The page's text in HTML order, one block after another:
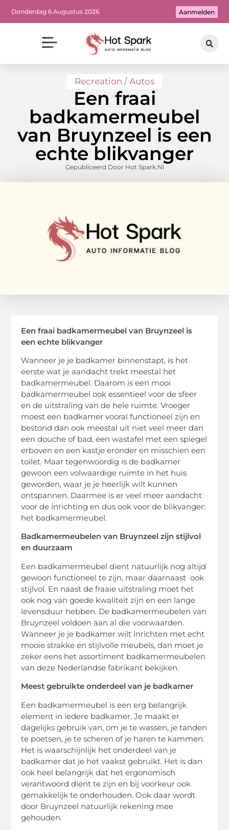
Donderdag 6 Augustus 2026 Aanmelden
Recreation / Autos
Een fraai
badkamermeubel
van Bruynzeel is een
echte blikvanger
Gepubliceerd Door Hot Spark.nl
Een fraai badkamermeubel van Bruynzeel is
een echte blikvanger
Wanneer je je badkamer binnenstapt, is het
eerste wat je aandacht trekt meestal het
badkamermeubel. Daarom is een mooi
badkamermeubel ook essentieel voor de sfeer
en de uitstraling van de hele ruimte. Vroeger
moest een badkamer vooral functioneel zijn en
bestond dan ook meestal uit niet veel meer dan
een douche of bad, een wastafel met een spiegel
erboven en een kastje eronder en misschien een
toilet. Maar tegenwoordig is de badkamer
gewoon een volwaardige ruimte in het huis
geworden, waar je je heerlijk wilt kunnen
ontspannen. Daarmee is er veel meer aandacht
voor de inrichting en dus ook voor de blikvanger:
het badkamermeubel.
Badkamermeubelen van Bruynzeel zijn stijlvol
en duurzaam
Een badkamermeubel dient natuurlijk nog altijd
gewoon functioneel te zijn, maar daarnaast ook
stijlvol. En naast de fraaie uitstraling moet het
ook nog van goede kwaliteit zijn en een lange
levensduur hebben. De badkamermeubelen van
Bruynzeel voldoen aan al die voorwaarden.
Wanneer je je badkamer wilt inrichten met echt
mooie strakke en stijlvolle meubels, dan moet je
zeker eens het assortiment badkamermeubelen
van deze Nederlandse fabrikant bekijken.
Meest gebruikte onderdeel van je badkamer
Een badkamermeubel is een erg belangrijk
element in iedere badkamer. Je maakt er
dagelijks gebruik van, om je te wassen, je tanden
te poetsen, je te scheren of je haren te kammen.
Het is waarschijnlijk het onderdeel van je
badkamer dat je het vaakst gebruikt. Het is dan
ook heel belangrijk dat het ergonomisch
verantwoord dient te zijn en bij voorkeur ook
gemakkelijk te onderhouden. Ook daar wordt
door Bruynzeel natuurlijk rekening mee
gehouden.